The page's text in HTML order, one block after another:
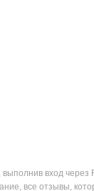
вход через
все отзывы,